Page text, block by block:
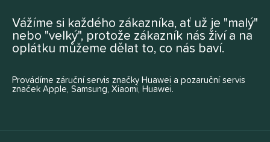
Vážíme si každého zákazníka, ať už je "malý"
nebo "velký", protože zákazník nás živí a na
oplátku můžeme dělat to, co nás baví.
Provádíme záruční servis značky Huawei a pozaruční servis
značek Apple, Samsung, Xiaomi, Huawei.